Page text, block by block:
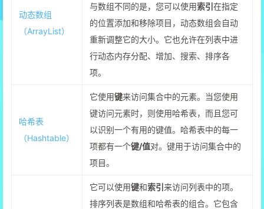
动态数组
（ArrayList）
与数组不同的是，您可以使用索引 在指定
的位置添加和移除项目，动态数组会自动
重新调整它的大小。它也允许在列表中进
行动态内存分配、增加、搜索、排序各
项。
哈希表
（Hashtable）
它使用键来访问集合中的元素。当您使用
键访问元素时，则使用哈希表，而且您可
以识别一个有用的键值。哈希表中的每一
项都有一个键/值对。键用于访问集合中的
项目。
它可以使用键和索引 来访问列表中的项。
排序列表是数组和哈希表的组合。它包含